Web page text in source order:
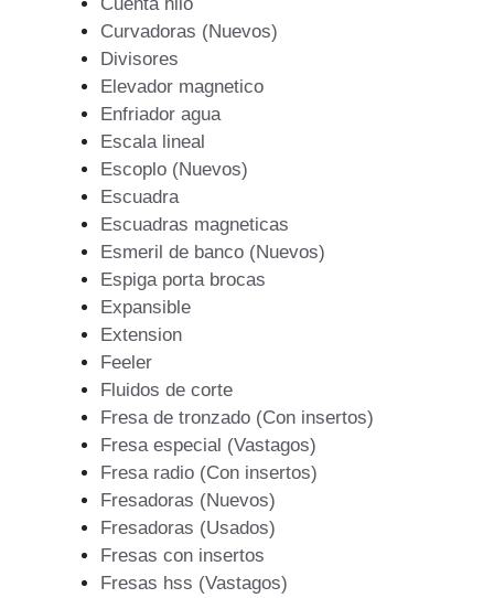
Curvadoras (Nuevos)
Divisores
Elevador magnetico
Enfriador agua
Escala lineal
Escoplo (Nuevos)
Escuadra
Escuadras magneticas
Esmeril de banco (Nuevos)
Espiga porta brocas
Expansible
Extension
Feeler
Fluidos de corte
Fresa de tronzado (Con insertos)
Fresa especial (Vastagos)
Fresa radio (Con insertos)
Fresadoras (Nuevos)
Fresadoras (Usados)
Fresas con insertos
Fresas hss (Vastagos)